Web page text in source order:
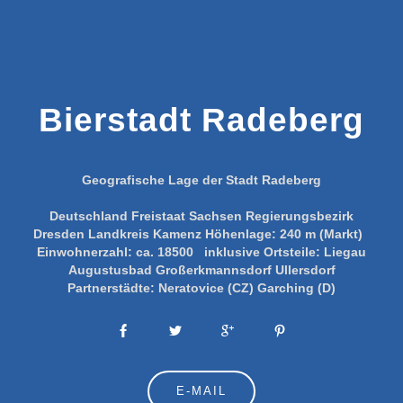
Bierstadt Radeberg
Geografische Lage der Stadt Radeberg
Deutschland Freistaat Sachsen Regierungsbezirk
Dresden Landkreis Kamenz Höhenlage: 240 m (Markt)
Einwohnerzahl: ca. 18500 inklusive Ortsteile: Liegau
Augustusbad Großerkmannsdorf Ullersdorf
Partnerstädte: Neratovice (CZ) Garching (D)
E-MAIL